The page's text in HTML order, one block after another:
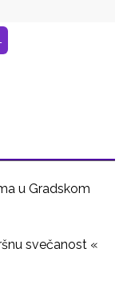
u Gradskom
svečanost «